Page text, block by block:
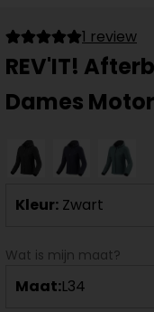
1 review
REV'IT!
Dames
Kleur: Zwart
Wat is mijn maat?
Maat:L34